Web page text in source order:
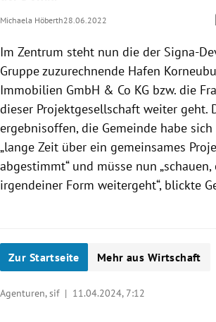
Michaela Höberth28.06.2022
Im Zentrum steht nun die der Signa-
Gruppe zuzurechnende Hafen
Immobilien GmbH & Co KG bzw. die
dieser Projektgesellschaft weiter geht.
ergebnisoffen, die Gemeinde habe
„lange Zeit über ein gemeinsames
abgestimmt“ und müsse nun
irgendeiner Form weitergeht“, blickte
Zur Startseite Mehr aus Wirtschaft
Agenturen, sif | 11.04.2024, 7:12